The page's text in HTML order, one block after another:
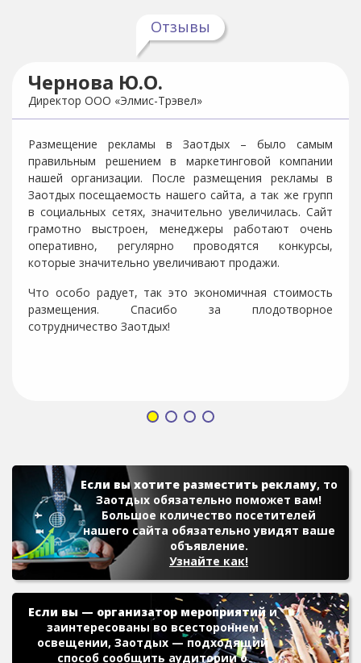
Отзывы
Чернова Ю.О.
Директор ООО «Элмис-Трэвел»
Размещение рекламы в Заотдых – было самым
правильным решением в маркетинговой компании
нашей организации. После размещения рекламы в
Заотдых посещаемость нашего сайта, а так же групп
в социальных сетях, значительно увеличилась. Сайт
грамотно выстроен, менеджеры работают очень
оперативно, регулярно проводятся конкурсы,
которые значительно увеличивают продажи.
Что особо радует, так это экономичная стоимость
размещения. Спасибо за плодотворное
сотрудничество Заотдых!
Если вы хотите разместить рекламу, то
Заотдых обязательно поможет вам!
Большое количество посетителей
нашего сайта обязательно увидят ваше
объявление.
Узнайте как!
Если вы — организатор мероприятийи
заинтересованы во всестороннем
освещении, Заотдых — подходящий
способ сообщить аудитории о